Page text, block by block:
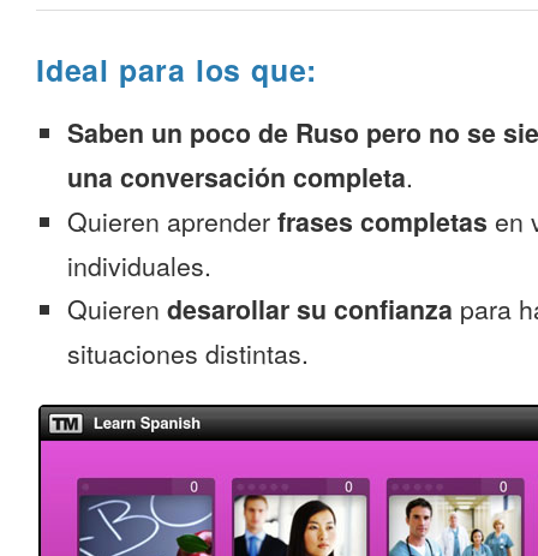
Ideal para los que:
Saben un poco de Ruso pero no se
una conversación completa.
Quieren aprender frases completas en
individuales.
Quieren desarollar su confianza para
situaciones distintas.